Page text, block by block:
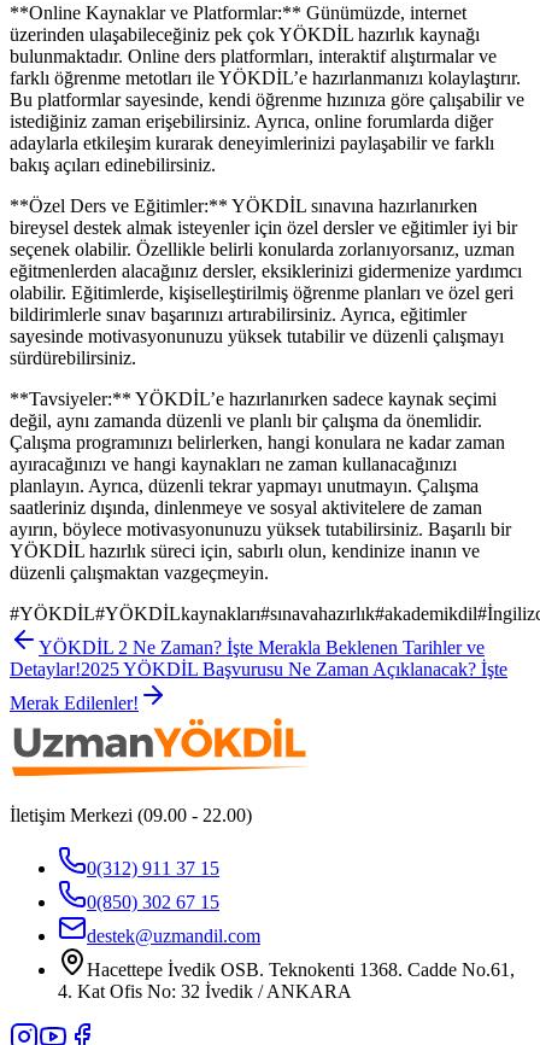
**Online Kaynaklar ve Platformlar:** Günümüzde, internet
üzerinden ulaşabileceğiniz pek çok YÖKDİL hazırlık kaynağı
bulunmaktadır. Online ders platformları, interaktif alıştırmalar ve
farklı öğrenme metotları ile YÖKDİL’e hazırlanmanızı kolaylaştırır.
Bu platformlar sayesinde, kendi öğrenme hızınıza göre çalışabilir ve
istediğiniz zaman erişebilirsiniz. Ayrıca, online forumlarda diğer
adaylarla etkileşim kurarak deneyimlerinizi paylaşabilir ve farklı
bakış açıları edinebilirsiniz.
**Özel Ders ve Eğitimler:** YÖKDİL sınavına hazırlanırken
bireysel destek almak isteyenler için özel dersler ve eğitimler iyi bir
seçenek olabilir. Özellikle belirli konularda zorlanıyorsanız, uzman
eğitmenlerden alacağınız dersler, eksiklerinizi gidermenize yardımcı
olabilir. Eğitimlerde, kişiselleştirilmiş öğrenme planları ve özel geri
bildirimlerle sınav başarınızı artırabilirsiniz. Ayrıca, eğitimler
sayesinde motivasyonunuzu yüksek tutabilir ve düzenli çalışmayı
sürdürebilirsiniz.
**Tavsiyeler:** YÖKDİL’e hazırlanırken sadece kaynak seçimi
değil, aynı zamanda düzenli ve planlı bir çalışma da önemlidir.
Çalışma programınızı belirlerken, hangi konulara ne kadar zaman
ayıracağınızı ve hangi kaynakları ne zaman kullanacağınızı
planlayın. Ayrıca, düzenli tekrar yapmayı unutmayın. Çalışma
saatleriniz dışında, dinlenmeye ve sosyal aktivitelere de zaman
ayırın, böylece motivasyonunuzu yüksek tutabilirsiniz. Başarılı bir
YÖKDİL hazırlık süreci için, sabırlı olun, kendinize inanın ve
düzenli çalışmaktan vazgeçmeyin.
#YÖKDİL#YÖKDİLkaynakları#sınavahazırlık#akademikdil#
YÖKDİL 2 Ne Zaman? İşte Merakla Beklenen Tarihler ve
Detaylar!2025 YÖKDİL Başvurusu Ne Zaman Açıklanacak? İşte
Merak Edilenler!
İletişim Merkezi (09.00 - 22.00)
0(312) 911 37 15
0(850) 302 67 15
destek@uzmandil.com
Hacettepe İvedik OSB. Teknokenti 1368. Cadde No.61,
4. Kat Ofis No: 32 İvedik / ANKARA